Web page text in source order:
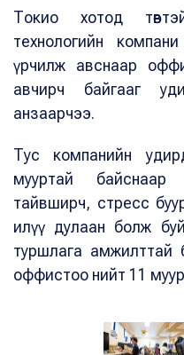
Токио хотод
технологийн
үрчилж авснаар
авчирч байгааг
анзаарчээ.
Тус компанийн
мууртай
тайвширч, стресс
илүү дулаан болж
туршлага амжилттай
оффистоо нийт 11